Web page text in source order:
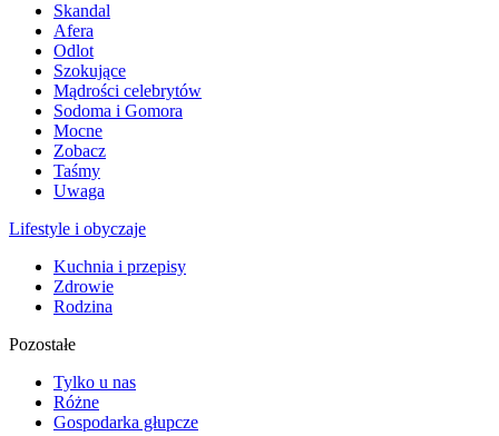
Skandal
Afera
Odlot
Szokujące
Mądrości celebrytów
Sodoma i Gomora
Mocne
Zobacz
Taśmy
Uwaga
Lifestyle i obyczaje
Kuchnia i przepisy
Zdrowie
Rodzina
Pozostałe
Tylko u nas
Różne
Gospodarka głupcze